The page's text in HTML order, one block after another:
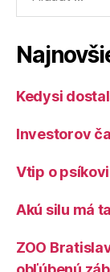
Kedysi
Investorov
Vtip o
Akú silu má
ZOO